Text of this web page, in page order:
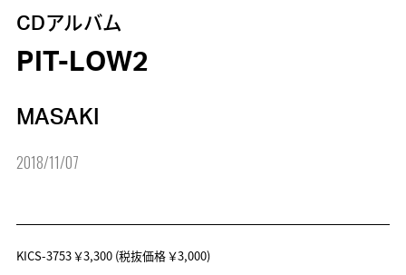
CDアルバム
PIT-LOW2
MASAKI
2018/11/07
KICS-3753￥3,300(税抜価格 ￥3,000)